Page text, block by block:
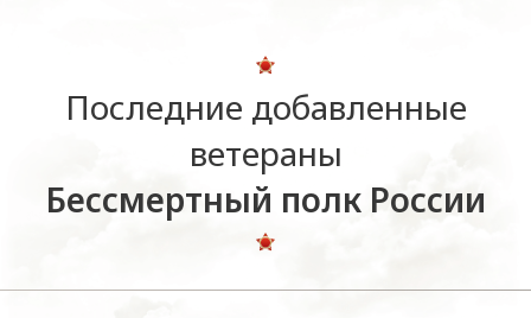
Последние добавленные
ветераны
Бессмертный полк России